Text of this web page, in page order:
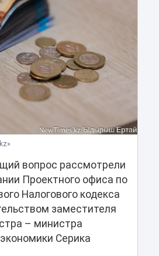
вопрос рассмотрели
Проектного офиса по
Налогового кодекса
заместителя
– министра
Серика